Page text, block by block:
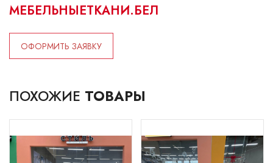
МЕБЕЛЬНЫЕТКАНИ.БЕЛ
ОФОРМИТЬ ЗАЯВКУ
ПОХОЖИЕ ТОВАРЫ